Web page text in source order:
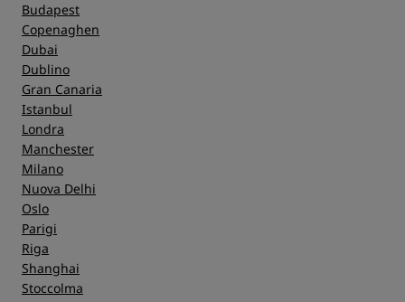
Budapest
Copenaghen
Dubai
Dublino
Gran Canaria
Istanbul
Londra
Manchester
Milano
Nuova Delhi
Oslo
Parigi
Riga
Shanghai
Stoccolma